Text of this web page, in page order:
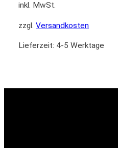
inkl. MwSt.
zzgl. Versandkosten
Lieferzeit: 4-5 Werktage